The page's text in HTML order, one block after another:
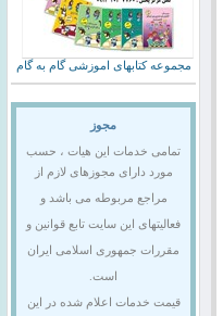
مجموعه کتابهای اموزشی گام به گام
مجوز
تمامی خدمات این هیات ، حسب
مورد دارای مجوزهای لازم از
مراجع مربوطه می باشد و
فعالیتهای این سایت تابع قوانین و
مقررات جمهوری اسلامی ایران
است.
قیمت خدمات اعلام شده در این